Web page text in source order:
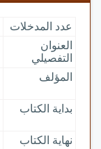
عدد المدخلات
العنوان
التفصيلي
المؤلف
بداية الكتاب
نهاية الكتاب